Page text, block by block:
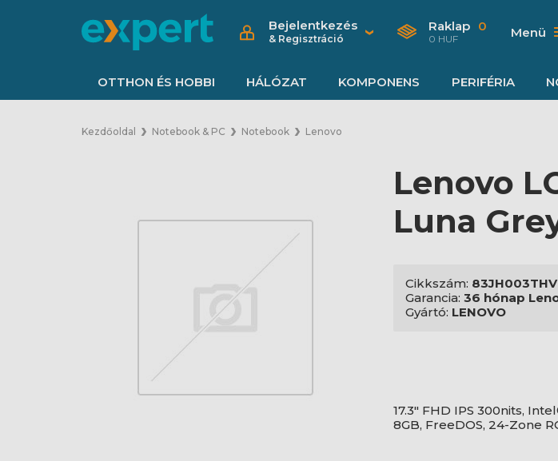
Bejelentkezés
& Regisztráció
Raklap 0
0 HUF Menü
OTTHON ÉS HOBBI HÁLÓZAT KOMPONENS PERIFÉRIA
Kezdőoldal Notebook & PC Notebook Lenovo
Lenovo
Luna
Cikkszám: 83JH003THV
Garancia: 36 hónap
Gyártó: LENOVO
17.3" FHD IPS 300nits,
8GB, FreeDOS, 24-Zone